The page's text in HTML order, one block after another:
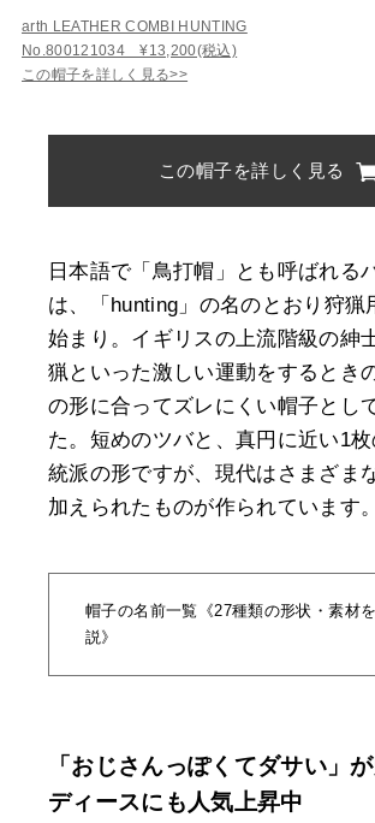
arth LEATHER COMBI HUNTING
No.800121034 ¥13,200(税込)
この帽子を詳しく見る>>
この帽子を詳しく見る
日本語で「鳥打帽」とも呼ばれる
は、「hunting」の名のとおり狩猟
始まり。イギリスの上流階級の紳
猟といった激しい運動をするとき
の形に合ってズレにくい帽子とし
た。短めのツバと、真円に近い1
統派の形ですが、現代はさまざま
加えられたものが作られています。
帽子の名前一覧《27種類の形状・素材
説》
「おじさんっぽくてダサい」
ディースにも人気上昇中